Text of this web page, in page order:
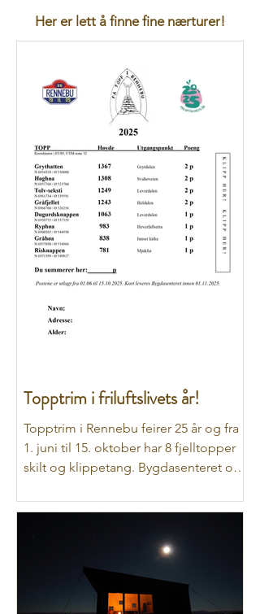
Her er lett å finne fine nærturer!
Topptrim i friluftslivets år!
Topptrim i Rennebu feirer 25 år og fra
1. juni til 15. oktober har 8 fjelltopper
skilt og klippetang. Bygdasenteret og